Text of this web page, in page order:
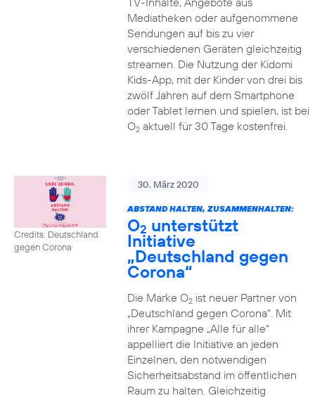
Mediatheken oder aufgenommene
Sendungen auf bis zu vier
verschiedenen Geräten gleichzeitig
streamen. Die Nutzung der Kidomi
Kids-App, mit der Kinder von drei bis
zwölf Jahren auf dem Smartphone
oder Tablet lernen und spielen, ist bei
O2aktuell für 30 Tage kostenfrei.
Credits: Deutschland
gegen Corona
30. März 2020
ABSTAND HALTEN, ZUSAMMENHALTEN:
O2 unterstützt
Initiative
„Deutschland gegen
Corona“
Die Marke O2ist neuer Partner von
„Deutschland gegen Corona“. Mit
ihrer Kampagne „Alle für alle“
appelliert die Initiative an jeden
Einzelnen, den notwendigen
Sicherheitsabstand im öffentlichen
Raum zu halten. Gleichzeitig